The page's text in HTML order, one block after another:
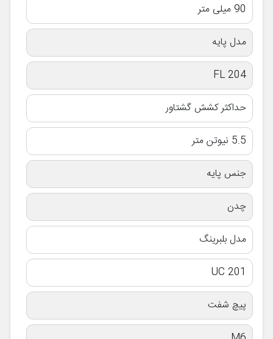
90 میلی متر
مدل پایه
FL 204
حداکثر کشش گشتاور
5.5 نیوتن متر
جنس پایه
چدن
مدل بلبرینگ
UC 201
پیچ شفت